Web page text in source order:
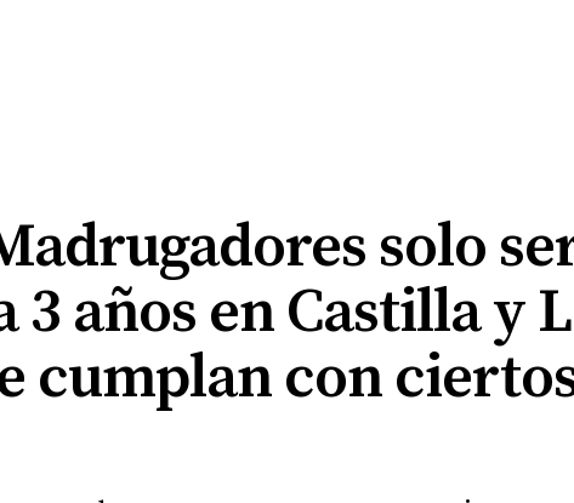
solo
3 años en Castilla y
cumplan con